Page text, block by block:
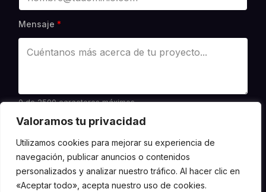
Valoramos tu privacidad
Utilizamos cookies para mejorar su experiencia de
navegación, publicar anuncios o contenidos
personalizados y analizar nuestro tráfico. Al hacer clic en
«Aceptar todo», acepta nuestro uso de cookies.
m
b
r
e
Mensaje *
0 de 2500 caracteres máximos.
*
Acepto la Política de Privacidad
C
m
p
o
#
Acepto recibir comunicaciones comerciales de
Metlabs
Enviar